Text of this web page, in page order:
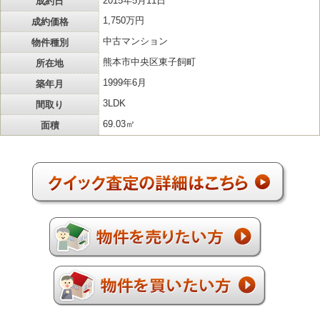
成約価格 1,750万円
物件種別 中古マンション
所在地 熊本市中央区東子飼町
築年月 1999年6月
間取り 3LDK
面積 69.03㎡